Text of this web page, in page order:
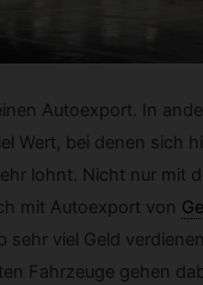
Autoexport. In
Wert, bei denen sich
lohnt. Nicht nur mit
mit Autoexport von
sehr viel Geld
Fahrzeuge gehen